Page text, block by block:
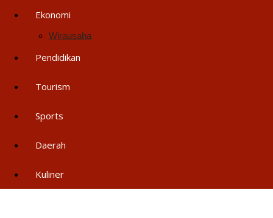
Ekonomi
Wirausaha
Pendidikan
Tourism
Sports
Daerah
Kuliner